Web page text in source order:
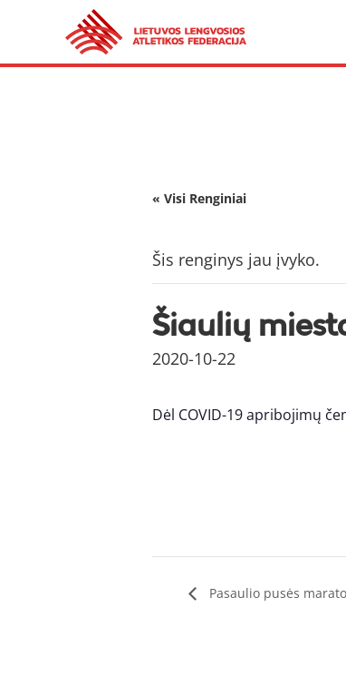
« Visi Renginiai
Šis renginys jau įvyko.
Šiaulių
2020-10-22
Dėl COVID-19 apribojimų
Pasaulio pusės